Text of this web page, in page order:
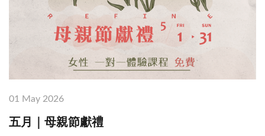
01 May 2026
五月｜母親節獻禮